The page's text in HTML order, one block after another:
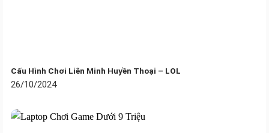
Cấu Hình Chơi Liên Minh Huyền Thoại – LOL
26/10/2024